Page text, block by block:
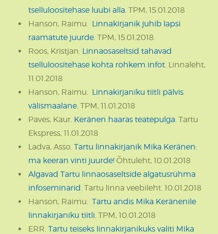
tselluloositehase luubi alla. TPM, 15.01.2018
Hanson, Raimu. Linnakirjanik juhib lapsi
raamatute juurde. TPM, 15.01.2018
Roos, Kristjan. Linnaosaseltsid tahavad
tselluloositehase kohta rohkem infot. Linnaleht,
11.01.2018
Hanson, Raimu. Linnakirjaniku tiitli pälvis
välismaalane. TPM, 11.01.2018
Paves, Kaur. Keränen haaras teatepulga. Tartu
Ekspress, 11.01.2018
Ladva, Asso. Tartu linnakirjanik Mika Keränen:
ma keeran vinti juurde! Õhtuleht, 10.01.2018
Algavad Tartu linnaosaseltside algatusrühma
infoseminarid. Tartu linna veebileht. 10.01.2018
Hanson, Raimu. Tartu andis Mika Keränenile
linnakirjaniku tiitli. TPM, 10.01.2018
ERR. Tartu teiseks linnakirjanikuks valiti Mika